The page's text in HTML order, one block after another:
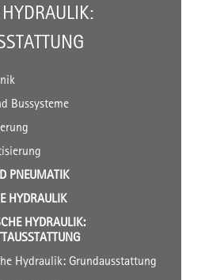
Bussysteme
PNEUMATIK
HYDRAULIK
HYDRAULIK:
Hydraulik: Grundausstattung